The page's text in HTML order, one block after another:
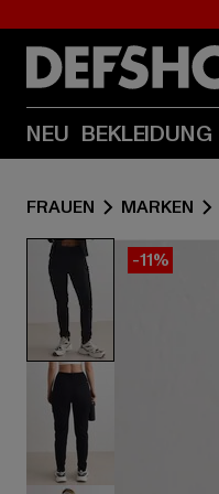
NEU BEKLEIDUNG
FRAUEN MARKEN
-11%